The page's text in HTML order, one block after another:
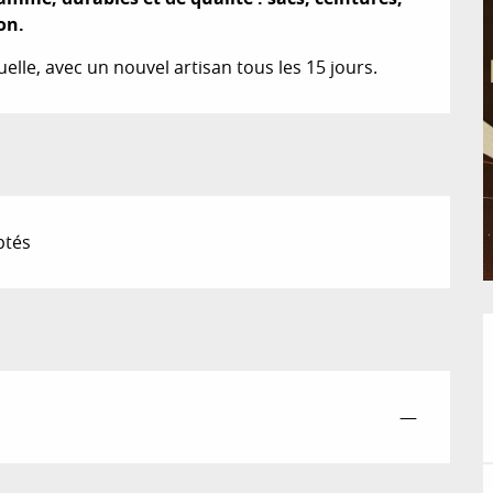
avec un nouvel artisan tous les 15 jours.
—